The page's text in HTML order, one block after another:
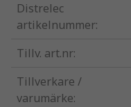
Distrelec
artikelnummer:
Tillv. art.nr:
Tillverkare /
varumärke: